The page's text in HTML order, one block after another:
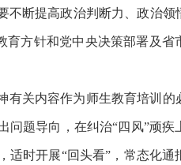
断提高政治判断力、政治领
方针和党中央决策部署及
关内容作为师生教育培训
题导向，在纠治“四风”顽疾
时开展“回头看”，常态化